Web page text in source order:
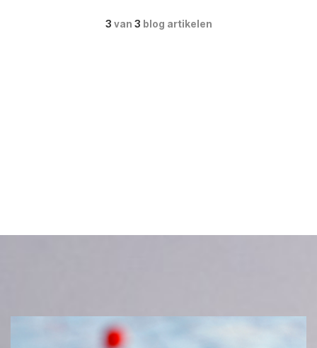
3 van 3 blog artikelen